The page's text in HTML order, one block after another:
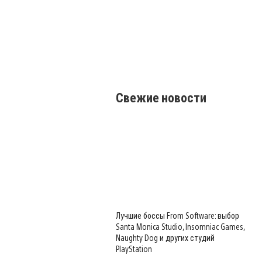
Свежие новости
Лучшие боссы From Software: выбор
Santa Monica Studio, Insomniac Games,
Naughty Dog и других студий
PlayStation